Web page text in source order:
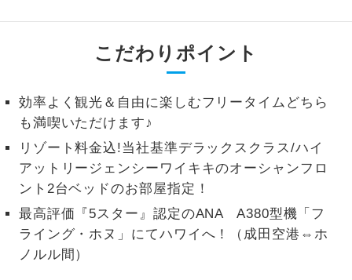
こだわりポイント
効率よく観光＆自由に楽しむフリータイムどちら
も満喫いただけます♪
リゾート料金込!当社基準デラックスクラス/ハイ
アットリージェンシーワイキキのオーシャンフロ
ント2台ベッドのお部屋指定！
最高評価『5スター』認定のANA A380型機「フ
ライング・ホヌ」にてハワイへ！（成田空港⇔ホ
ノルル間）
（2歳以上12歳未満）1,600円、幼児 1,600円
2027/1/22〜 大人（12歳以上）1,600円、子
供（2歳以上12歳未満）1,600円、幼児 1,600
円国際観光旅客税
2026/8/10〜2026/9/21 大人（12歳以上）
2026/9/22〜2026/11/21 大人（12歳以上）
3,000円、子供（2歳以上12歳未満）3,000円
3,000円、子供（2歳以上12歳未満）3,000円
2027/1/22〜 大人（12歳以上）3,000円、子
です。
航空会社指定
利用航空会社が指定なので、ご出発の計
画にとても便利です。
ホテル指定
ご紹介するホテルを指定したコースで
す。